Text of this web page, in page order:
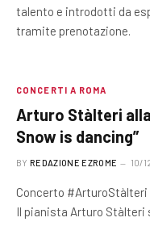
talento e introdotti da
tramite prenotazione.
CONCERTI A ROMA
Arturo Stàlteri
Snow is dancing”
BY REDAZIONE EZROME 10/
Concerto
Il pianista Arturo Stàlteri